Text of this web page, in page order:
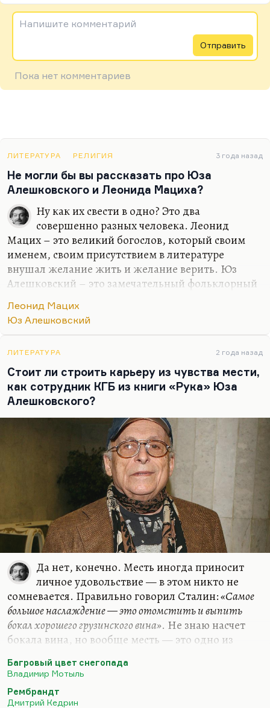
Напишите комментарий
Отправить
Пока нет комментариев
ЛИТЕРАТУРА РЕЛИГИЯ 3 года назад
Не могли бы вы рассказать про Юза
Алешковского и Леонида Мациха?
Ну как их свести в одно? Это два
совершенно разных человека. Леонид
Мацих – это великий богослов, который своим
именем, своим присутствием в литературе
внушал желание жить и желание верить. Юз
Алешковский – это замечательный фольклорный
нескольких гениальных блатных песен, автор
очень интересной прозы (в особенности «Книга
совершенно разные люди, разве что оба в бога
верили, но верили совершенно по-разному.
Для меня Леонид Мацих – один из важных
духовных авторитетов, про Юза Алешковского я
этого сказать не могу. Но для меня было счастьем
его видеть и с ним говорить. Ужасно интересный
был человек, и очень…
Леонид Мацих
Юз Алешковский
ЛИТЕРАТУРА 2 года назад
Стоит ли строить карьеру из чувства мести,
как сотрудник КГБ из книги «Рука» Юза
Алешковского?
Да нет, конечно. Месть иногда приносит
личное удовольствие — в этом никто не
сомневается. Правильно говорил Сталин:«Самое
большое наслаждение — это отомстить и выпить
бокал хорошего грузинского вина». Не знаю насчет
бокала вина, но вообще месть — это одно из
sinful pleasures. Даже, я бы сказал, dark pleasures.
Но ничего не поделаешь, это в человеческой
природе. Пушкин называл отмщение
Багровый цвет снегопада
Владимир Мотыль
Рембрандт
Дмитрий Кедрин